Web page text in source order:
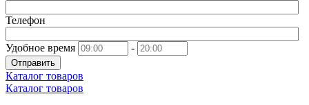
Телефон
Удобное время -
Отправить
Каталог товаров
Каталог товаров